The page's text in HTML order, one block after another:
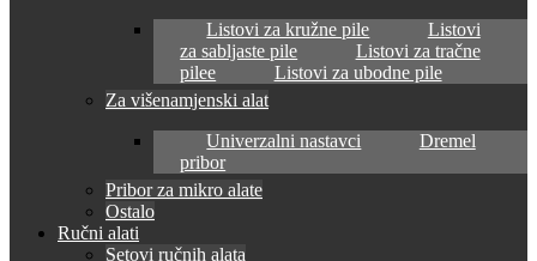
Listovi za kružne pile
Listovi
za sabljaste pile
Listovi za tračne
pilee
Listovi za ubodne pile
Za višenamjenski alat
Univerzalni nastavci
Dremel
pribor
Pribor za mikro alate
Ostalo
Ručni alati
Setovi ručnih alata